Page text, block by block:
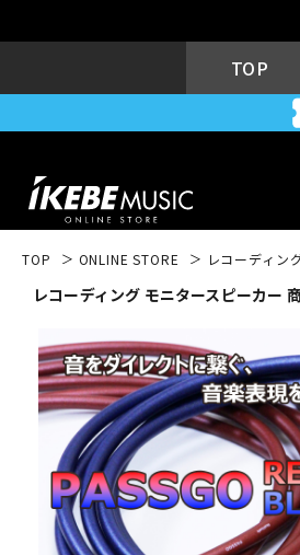
TOP
キーボード
DJ機器
TOP ONLINE STORE レコーディン
レコーディング モニタースピーカー